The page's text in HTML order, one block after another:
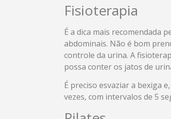
Fisioterapia
É a dica mais recomendada
abdominais. Não é bom
controle da urina. A
possa conter os jatos de
É preciso esvaziar a bexiga
vezes, com intervalos de 5